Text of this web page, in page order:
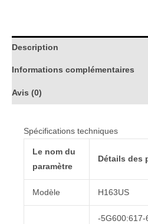
Description
Informations complémentaires
Avis (0)
Spécifications techniques
Le nom du
paramètre
Détails des
Modèle H163US
-5G600:617-